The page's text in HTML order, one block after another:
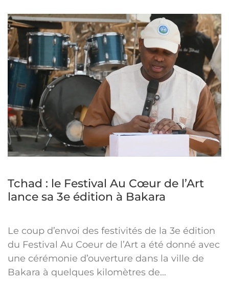
Tchad : le Festival Au Cœur de l’Art
lance sa 3e édition à Bakara
Le coup d’envoi des festivités de la 3e édition
du Festival Au Coeur de l’Art a été donné avec
une cérémonie d’ouverture dans la ville de
Bakara à quelques kilomètres de...